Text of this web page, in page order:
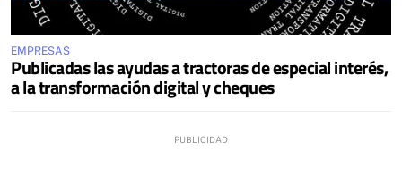
EMPRESAS
Publicadas las ayudas a tractoras de especial interés,
a la transformación digital y cheques